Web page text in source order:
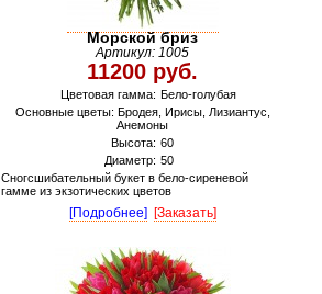
Морской бриз
Артикул: 1005
11200 руб.
Цветовая гамма: Бело-голубая
Основные цветы: Бродея, Ирисы, Лизиантус,
Анемоны
Высота: 60
Диаметр: 50
Сногсшибательный букет в бело-сиреневой
гамме из экзотических цветов
[Подробнее] [Заказать]